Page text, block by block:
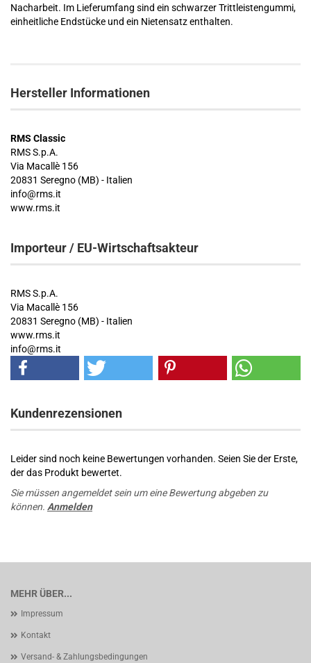
Nacharbeit. Im Lieferumfang sind ein schwarzer Trittleistengummi,
einheitliche Endstücke und ein Nietensatz enthalten.
Hersteller Informationen
RMS Classic
RMS S.p.A.
Via Macallè 156
20831 Seregno (MB) - Italien
info@rms.it
www.rms.it
Importeur / EU-Wirtschaftsakteur
RMS S.p.A.
Via Macallè 156
20831 Seregno (MB) - Italien
www.rms.it
info@rms.it
Kundenrezensionen
Leider sind noch keine Bewertungen vorhanden. Seien Sie der Erste,
der das Produkt bewertet.
Sie müssen angemeldet sein um eine Bewertung abgeben zu
können. Anmelden
MEHR ÜBER...
Impressum
Kontakt
Versand- & Zahlungsbedingungen